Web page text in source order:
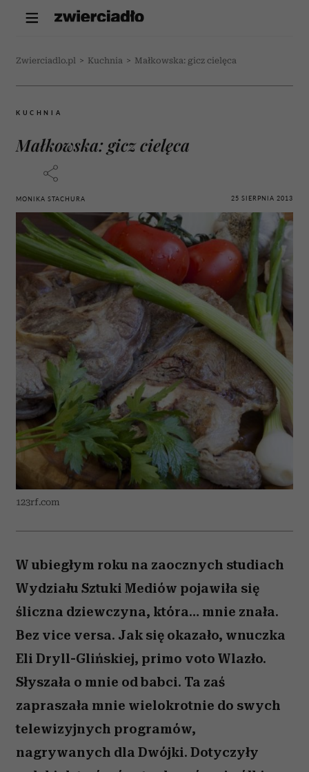
Zwierciadlo.pl > Kuchnia > Małkowska: gicz cielęca
KUCHNIA
Małkowska: gicz cielęca
MONIKA STACHURA 25 SIERPNIA 2013
123rf.com
W ubiegłym roku na zaocznych studiach
Wydziału Sztuki Mediów pojawiła się
śliczna dziewczyna, która… mnie znała.
Bez vice versa. Jak się okazało, wnuczka
Eli Dryll-Glińskiej, primo voto Wlazło.
Słyszała o mnie od babci. Ta zaś
zapraszała mnie wielokrotnie do swych
telewizyjnych programów,
nagrywanych dla Dwójki. Dotyczyły